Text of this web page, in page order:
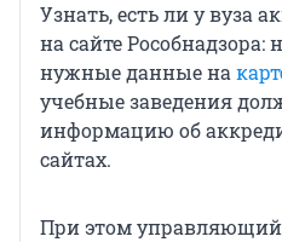
Узнать, есть ли у вуза
на сайте
нужные данные на
учебные заведения
информацию об
сайтах.
При этом управляющий